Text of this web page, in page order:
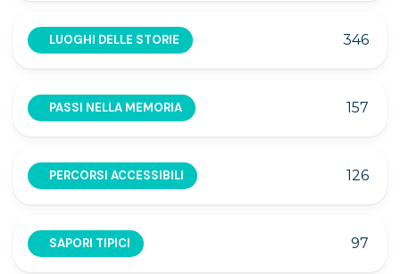
LUOGHI DELLE STORIE 346
PASSI NELLA MEMORIA 157
PERCORSI ACCESSIBILI 126
SAPORI TIPICI 97